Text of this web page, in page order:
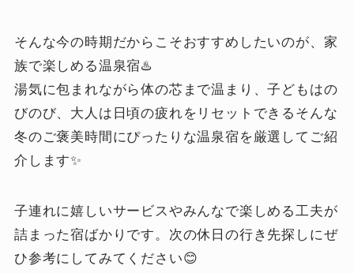
そんな今の時期だからこそおすすめしたいのが、家
族で楽しめる温泉宿♨️
湯気に包まれながら体の芯まで温まり、子どもはの
びのび、大人は日頃の疲れをリセットできるそんな
冬のご褒美時間にぴったりな温泉宿を厳選してご紹
介します✨
子連れに嬉しいサービスやみんなで楽しめる工夫が
詰まった宿ばかりです。次の休日の行き先探しにぜ
ひ参考にしてみてください😊